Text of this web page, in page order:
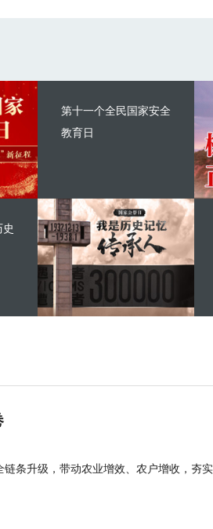
第十一个全民国家安全
教育日
史
条升级，带动农业增效、农户增收，夯